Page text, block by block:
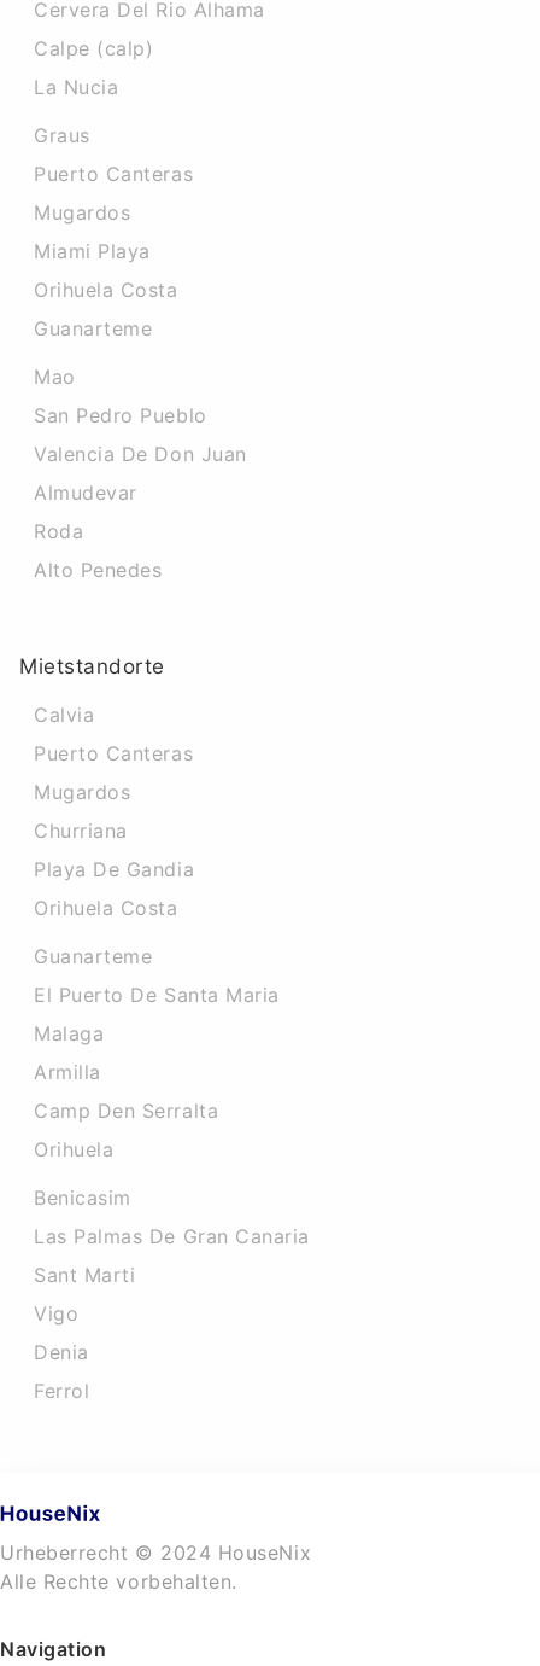
Cervera Del Rio Alhama
Calpe (calp)
La Nucia
Graus
Puerto Canteras
Mugardos
Miami Playa
Orihuela Costa
Guanarteme
Mao
San Pedro Pueblo
Valencia De Don Juan
Almudevar
Roda
Alto Penedes
Mietstandorte
Calvia
Puerto Canteras
Mugardos
Churriana
Playa De Gandia
Orihuela Costa
Guanarteme
El Puerto De Santa Maria
Malaga
Armilla
Camp Den Serralta
Orihuela
Benicasim
Las Palmas De Gran Canaria
Sant Marti
Vigo
Denia
Ferrol
Urheberrecht © 2024 HouseNix
Alle Rechte vorbehalten.
Navigation